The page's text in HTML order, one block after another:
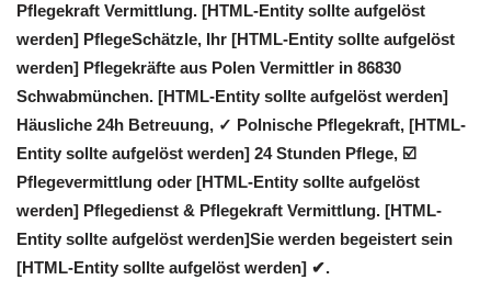
Pflegekraft Vermittlung. [HTML-Entity sollte aufgelöst
werden] PflegeSchätzle, Ihr [HTML-Entity sollte aufgelöst
werden] Pflegekräfte aus Polen Vermittler in 86830
Schwabmünchen. [HTML-Entity sollte aufgelöst werden]
Häusliche 24h Betreuung, ✓ Polnische Pflegekraft, [HTML-
Entity sollte aufgelöst werden] 24 Stunden Pflege, ☑️
Pflegevermittlung oder [HTML-Entity sollte aufgelöst
werden] Pflegedienst & Pflegekraft Vermittlung. [HTML-
Entity sollte aufgelöst werden]Sie werden begeistert sein
[HTML-Entity sollte aufgelöst werden] ✔.